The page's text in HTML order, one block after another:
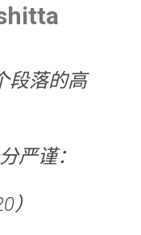
段落的高
严谨：
）